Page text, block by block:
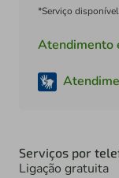
*Serviço
Atendimento
Serviços por
Ligação gratuita